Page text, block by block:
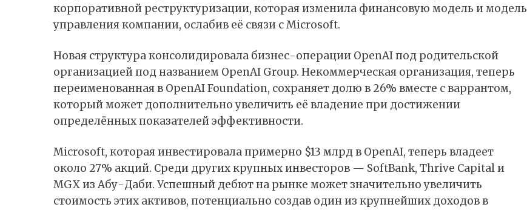
корпоративной реструктуризации, которая изменила финансовую модель и модель
управления компании, ослабив её связи с Microsoft.
Новая структура консолидировала бизнес-операции OpenAI под родительской
организацией под названием OpenAI Group. Некоммерческая организация, теперь
переименованная в OpenAI Foundation, сохраняет долю в 26% вместе с варрантом,
который может дополнительно увеличить её владение при достижении
определённых показателей эффективности.
Microsoft, которая инвестировала примерно $13 млрд в OpenAI, теперь владеет
около 27% акций. Среди других крупных инвесторов — SoftBank, Thrive Capital и
MGX из Абу-Даби. Успешный дебют на рынке может значительно увеличить
стоимость этих активов, потенциально создав один из крупнейших доходов в